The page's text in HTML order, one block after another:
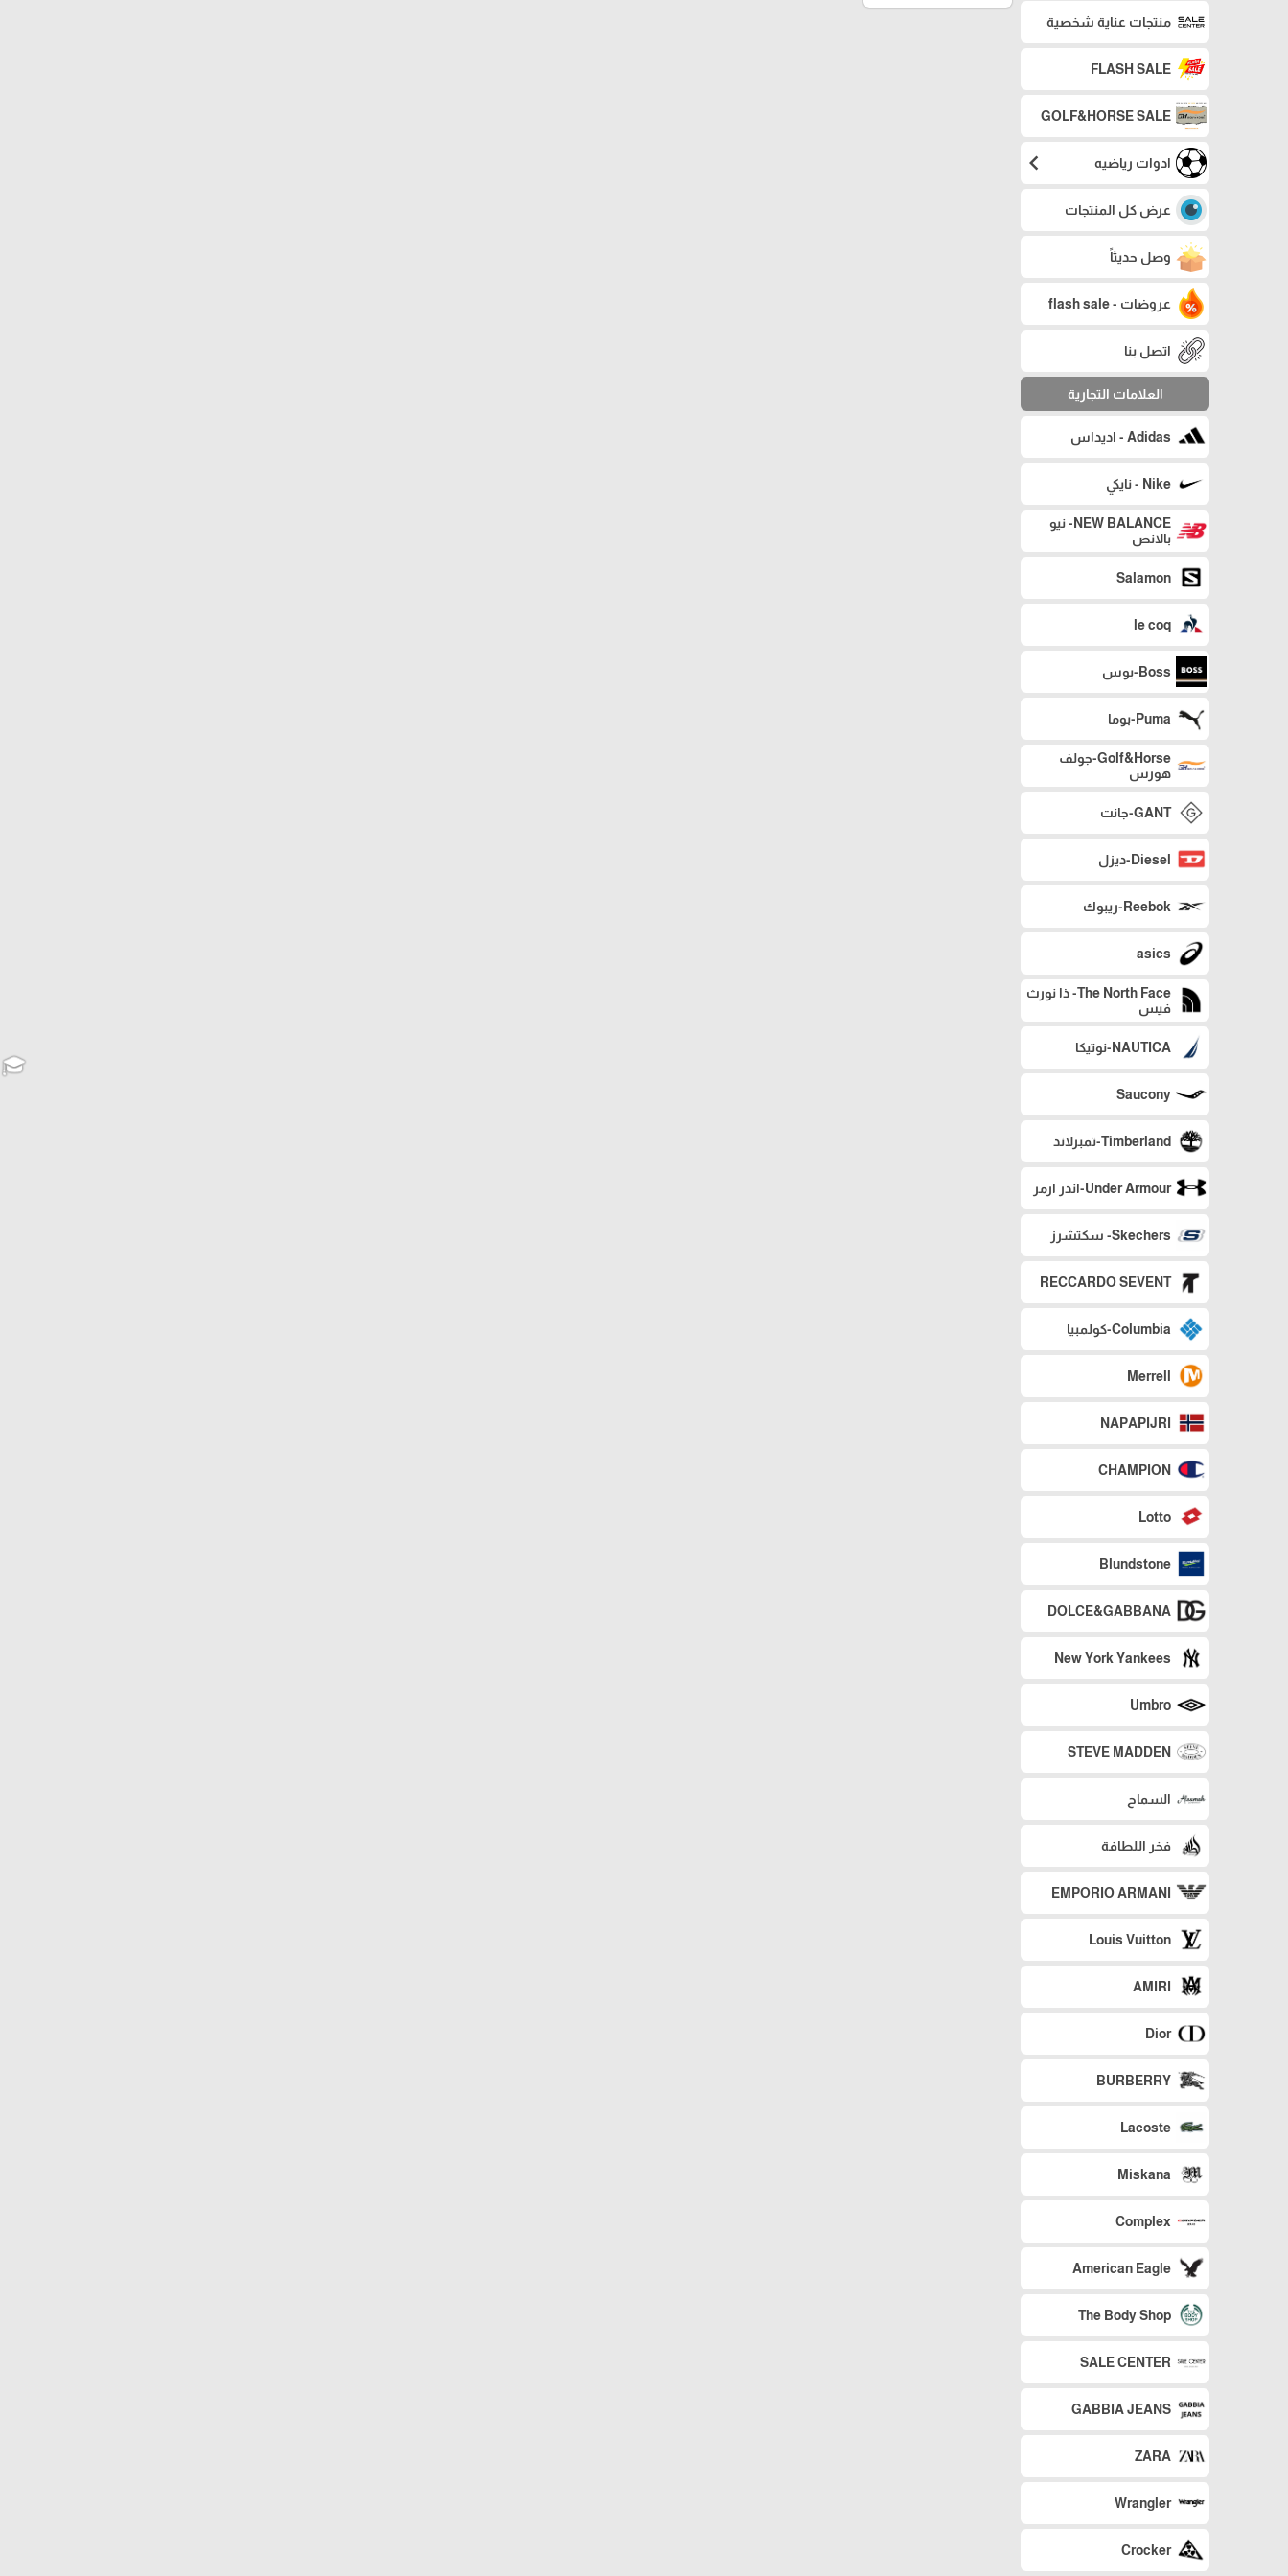
منتجات عناية شخصية
FLASH SALE
GOLF&HORSE SALE
ادوات رياضيه chevron_left
عرض كل المنتجات
وصل حديثاً
عروضات - flash sale
اتصل بنا
العلامات التجارية
Adidas - اديداس
Nike - نايكي
NEW BALANCE- نيو
بالانص
Salamon
le coq
Boss-بوس
Puma-بوما
Golf&Horse-جولف
هورس
GANT-جانت
Diesel-ديزل
Reebok-ريبوك
asics
The North Face- ذا نورث
فيس
NAUTICA-نوتيكا
Saucony
Timberland-تمبرلاند
Under Armour-اندر ارمر
Skechers- سكتشرز
RECCARDO SEVENT
Columbia-كولمبيا
Merrell
NAPAPIJRI
CHAMPION
Lotto
Blundstone
DOLCE&GABBANA
New York Yankees
Umbro
STEVE MADDEN
السماح
فخر اللطافة
EMPORIO ARMANI
Louis Vuitton
AMIRI
Dior
BURBERRY
Lacoste
Miskana
Complex
American Eagle
The Body Shop
SALE CENTER
GABBIA JEANS
ZARA
Wrangler
Crocker